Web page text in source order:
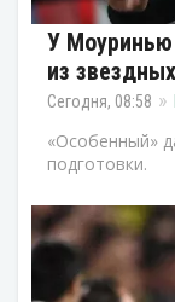
У Моуринью
из
Сегодня, 08:58
«Особенный»
подготовки.